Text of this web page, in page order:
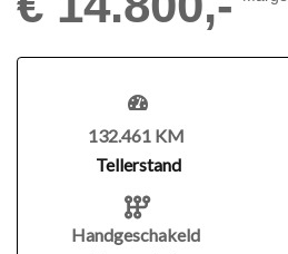
132.461 KM
Tellerstand
Handgeschakeld